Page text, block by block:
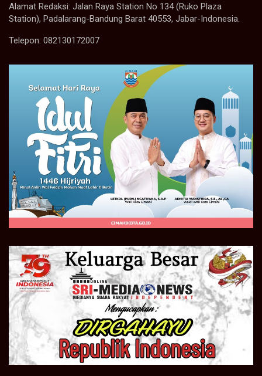
Alamat Redaksi: Jalan Raya Station No 134 (Ruko Plaza
Station), Padalarang-Bandung Barat 40553, Jabar-Indonesia.
Telepon: 082130172007